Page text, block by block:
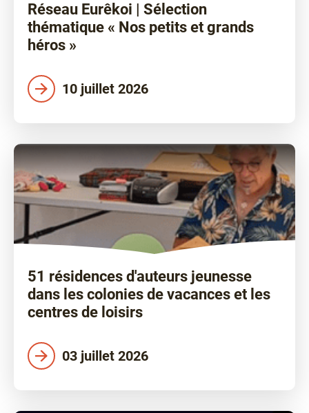
Réseau Eurêkoi | Sélection
thématique « Nos petits et grands
héros »
10 juillet 2026
51 résidences d'auteurs jeunesse
dans les colonies de vacances et les
centres de loisirs
03 juillet 2026